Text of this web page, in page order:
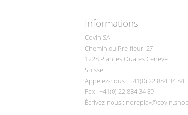
Informations
Covin SA
Chemin du Pré-fleuri 27
1228 Plan les Ouates Geneve
Suisse
Appelez-nous : +41(0) 22 884 34 84
Fax : +41(0) 22 884 34 89
Écrivez-nous : noreplay@covin.shop